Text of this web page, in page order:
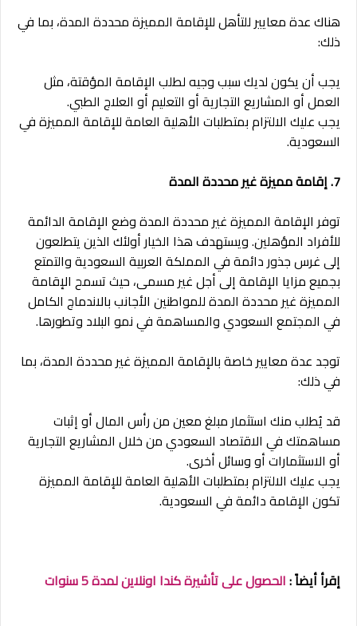
هناك عدة معايير للتأهل للإقامة المميزة محددة المدة، بما في
ذلك:
يجب أن يكون لديك سبب وجيه لطلب الإقامة المؤقتة، مثل
العمل أو المشاريع التجارية أو التعليم أو العلاج الطبي.
يجب عليك الالتزام بمتطلبات الأهلية العامة للإقامة المميزة في
السعودية.
7. إقامة مميزة غير محددة المدة
توفر الإقامة المميزة غير محددة المدة وضع الإقامة الدائمة
للأفراد المؤهلين. ويستهدف هذا الخيار أولئك الذين يتطلعون
إلى غرس جذور دائمة في المملكة العربية السعودية والتمتع
بجميع مزايا الإقامة إلى أجل غير مسمى، حيث تسمح الإقامة
المميزة غير محددة المدة للمواطنين الأجانب بالاندماج الكامل
في المجتمع السعودي والمساهمة في نمو البلاد وتطورها.
توجد عدة معايير خاصة بالإقامة المميزة غير محددة المدة، بما
في ذلك:
قد يُطلب منك استثمار مبلغ معين من رأس المال أو إثبات
مساهمتك في الاقتصاد السعودي من خلال المشاريع التجارية
أو الاستثمارات أو وسائل أخرى.
يجب عليك الالتزام بمتطلبات الأهلية العامة للإقامة المميزة
تكون الإقامة دائمة في السعودية.
إقرأ أيضاً :الحصول على تأشيرة كندا اونلاين لمدة 5 سنوات